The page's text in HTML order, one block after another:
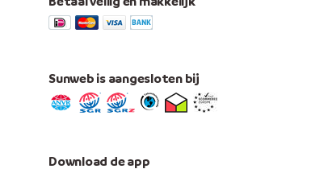
Sunweb is aangesloten bij
Download de app